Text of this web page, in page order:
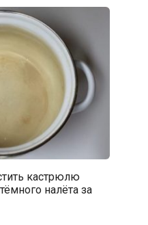
кастрюлю
налёта за